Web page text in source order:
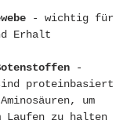
- wichtig für
Erhalt
-
proteinbasiert
um
Laufen zu halten